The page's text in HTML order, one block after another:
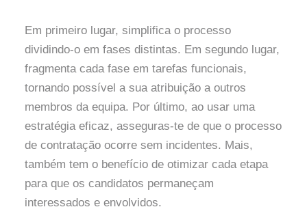
Em primeiro lugar, simplifica o processo
dividindo-o em fases distintas. Em segundo lugar,
fragmenta cada fase em tarefas funcionais,
tornando possível a sua atribuição a outros
membros da equipa. Por último, ao usar uma
estratégia eficaz, asseguras-te de que o processo
de contratação ocorre sem incidentes. Mais,
também tem o benefício de otimizar cada etapa
para que os candidatos permaneçam
interessados e envolvidos.